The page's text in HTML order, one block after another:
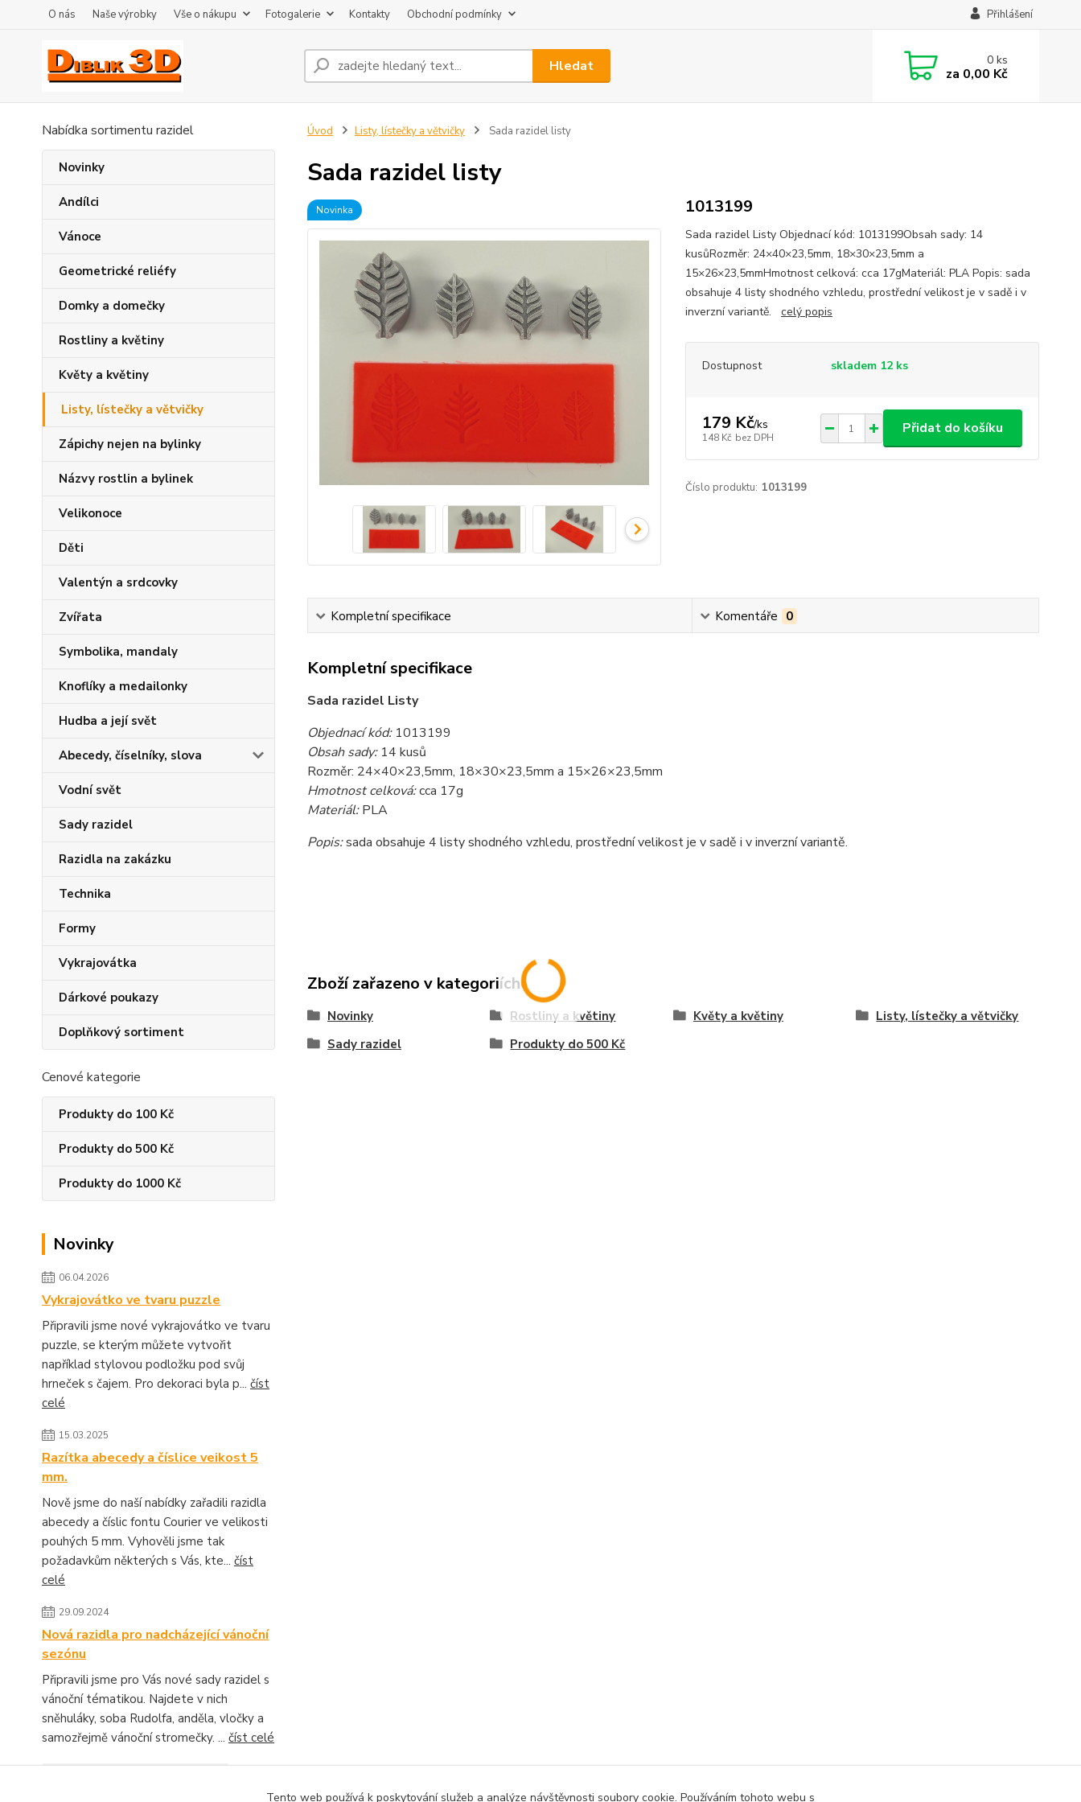
O nás Naše výrobky Vše o nákupu Fotogalerie Kontakty Obchodní podmínky Přihlášení
Hledat 0ks
za 0,00 Kč
Nabídka sortimentu razidel
Novinky
Andílci
Vánoce
Geometrické reliéfy
Domky a domečky
Rostliny a květiny
Květy a květiny
Listy, lístečky a větvičky
Zápichy nejen na bylinky
Názvy rostlin a bylinek
Velikonoce
Děti
Valentýn a srdcovky
Zvířata
Symbolika, mandaly
Knoflíky a medailonky
Hudba a její svět
Abecedy, číselníky, slova
Vodní svět
Sady razidel
Razidla na zakázku
Technika
Formy
Vykrajovátka
Dárkové poukazy
Doplňkový sortiment
Cenové kategorie
Produkty do 100 Kč
Produkty do 500 Kč
Produkty do 1000 Kč
Novinky
06.04.2026
Vykrajovátko ve tvaru puzzle
Připravili jsme nové vykrajovátko ve tvaru
puzzle, se kterým můžete vytvořit
například stylovou podložku pod svůj
hrneček s čajem. Pro dekoraci byla p... číst
celé
15.03.2025
Razítka abecedy a číslice veikost 5
mm.
Nově jsme do naší nabídky zařadili razidla
abecedy a číslic fontu Courier ve velikosti
pouhých 5 mm. Vyhověli jsme tak
požadavkům některých s Vás, kte... číst
celé
29.09.2024
Nová razidla pro nadcházející vánoční
sezónu
Připravili jsme pro Vás nové sady razidel s
vánoční tématikou. Najdete v nich
sněhuláky, soba Rudolfa, anděla, vločky a
samozřejmě vánoční stromečky. ... číst celé
Úvod Listy, lístečky a větvičky Sada razidel listy
Sada razidel listy
Novinka 1013199
Sada razidel Listy Objednací kód: 1013199Obsah sady: 14
kusůRozměr: 24×40×23,5mm, 18×30×23,5mm a
15×26×23,5mmHmotnost celková: cca 17gMateriál: PLA Popis: sada
obsahuje 4 listy shodného vzhledu, prostřední velikost je v sadě i v
inverzní variantě. celý popis
Dostupnost skladem 12 ks
179 Kč/ks
148 Kč bez DPH
Přidat do košíku
Číslo produktu: 1013199
Kompletní specifikace Komentáře 0
Kompletní specifikace
Sada razidel Listy
Objednací kód:1013199
Obsah sady:14 kusů
Rozměr: 24×40×23,5mm, 18×30×23,5mm a 15×26×23,5mm
Hmotnost celková:cca 17g
Materiál:PLA
Popis:sada obsahuje 4 listy shodného vzhledu, prostřední velikost je v sadě i v inverzní variantě.
Zboží zařazeno v kategoriích
Novinky Rostliny a květiny Květy a květiny
Listy, lístečky a větvičky
Sady razidel
Produkty do 500 Kč
Tento web používá k poskytování služeb a analýze návštěvnosti soubory cookie. Používáním tohoto webu s